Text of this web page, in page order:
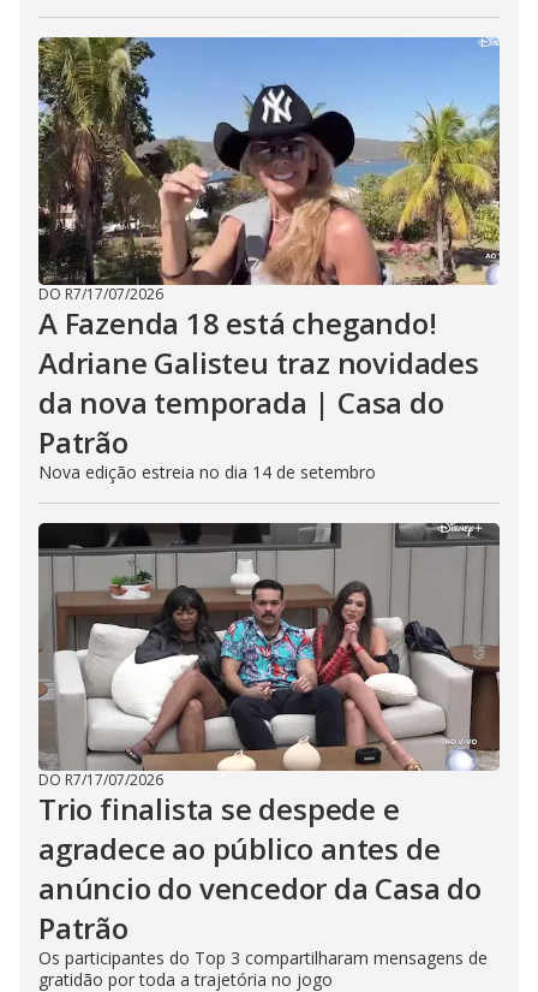
DO R7/17/07/2026
A Fazenda 18 está chegando!
Adriane Galisteu traz novidades
da nova temporada | Casa do
Patrão
Nova edição estreia no dia 14 de setembro
DO R7/17/07/2026
Trio finalista se despede e
agradece ao público antes de
anúncio do vencedor da Casa do
Patrão
Os participantes do Top 3 compartilharam mensagens de
gratidão por toda a trajetória no jogo